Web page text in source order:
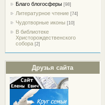
Благо блогосферы [98]
Литературное чтение [74]
Чудотворные иконы [10]
В библиотеке
Христорождественского
собора [2]
Друзья сайта